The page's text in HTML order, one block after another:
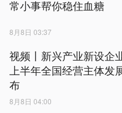
常小事帮你稳住血糖
8月8日 03:37
视频丨新兴产业新设企
上半年全国经营主体发
布
8月8日 04:00